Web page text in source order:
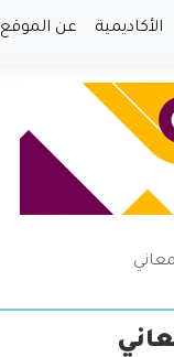
الأكاديمية عن الموقع